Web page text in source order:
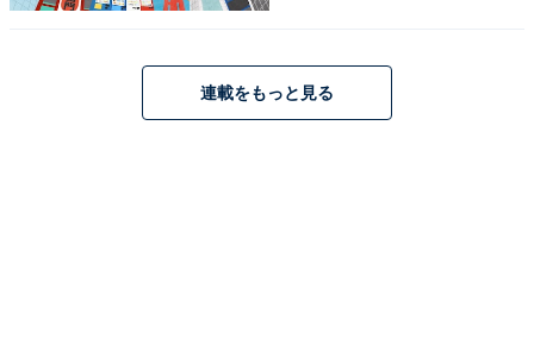
PureCel Plus技術搭載センサー採用 日本製 3年保証 常時
録画 衝撃録画 駐車監視連載をもっと見る